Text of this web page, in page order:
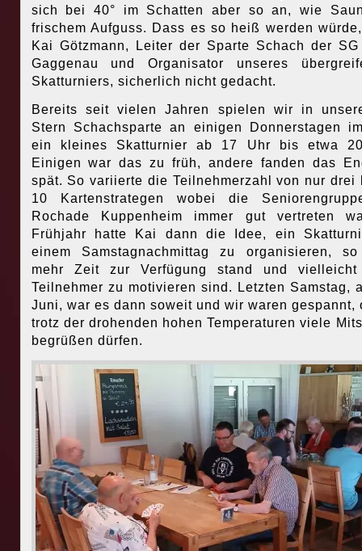
sich bei 40° im Schatten aber so an, wie
frischem Aufguss. Dass es so heiß werden
Kai Götzmann, Leiter der Sparte Schach der SG
Gaggenau und Organisator unseres
Skatturniers, sicherlich nicht gedacht.
Bereits seit vielen Jahren spielen wir in
Stern Schachsparte an einigen Donnerstagen
ein kleines Skatturnier ab 17 Uhr bis etwa
Einigen war das zu früh, andere fanden das
spät. So variierte die Teilnehmerzahl von nur drei
10 Kartenstrategen wobei die
Rochade Kuppenheim immer gut vertreten
Frühjahr hatte Kai dann die Idee, ein
einem Samstagnachmittag zu organisieren,
mehr Zeit zur Verfügung stand und vielleicht
Teilnehmer zu motivieren sind. Letzten Samstag,
Juni, war es dann soweit und wir waren gespannt,
trotz der drohenden hohen Temperaturen viele
begrüßen dürfen.